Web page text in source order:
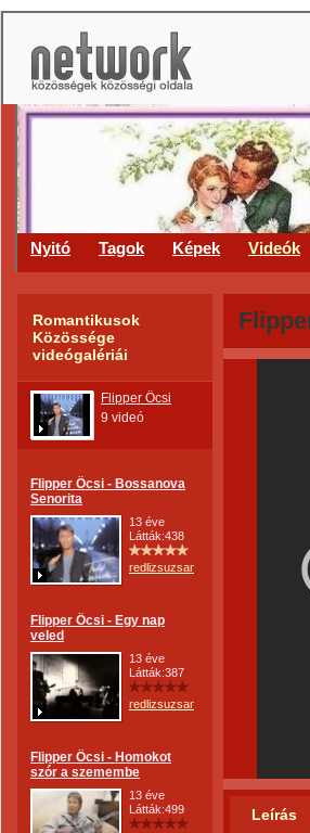
Nyitó Tagok Képek Videók
Romantikusok
Közössége
videógalériái
Flipper Öcsi
9 videó
Flipper Öcsi - Bossanova
Senorita
13 éve
Látták:438
redlizsuzsanna
Flipper Öcsi - Egy nap
veled
13 éve
Látták:387
redlizsuzsanna
Flipper Öcsi - Homokot
szór a szemembe
13 éve
Látták:499
Leírás